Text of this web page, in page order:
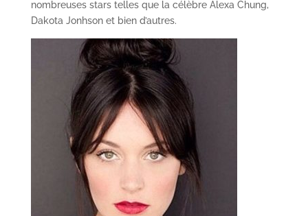
nombreuses stars telles que la célèbre Alexa Chung,
Dakota Jonhson et bien d’autres.